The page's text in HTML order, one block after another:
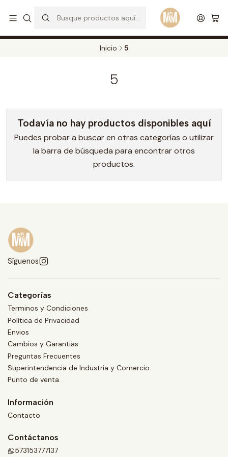
Envios a todo el pais. Opcion EXPRESS en Medellin y Bogota Leer más
Inicio 5
5
Todavía no hay productos disponibles aquí
Puedes probar a buscar en otras categorías o utilizar
la barra de búsqueda para encontrar otros
productos.
Síguenos
Categorías
Terminos y Condiciones
Política de Privacidad
Envios
Cambios y Garantias
Preguntas Frecuentes
Superintendencia de Industria y Comercio
Punto de venta
Información
Contacto
Contáctanos
573153777137